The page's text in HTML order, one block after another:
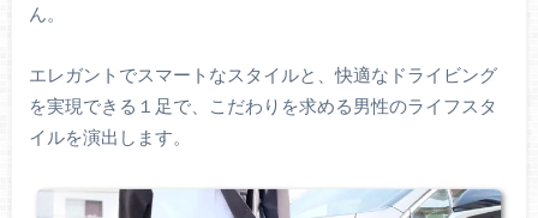
ん。
エレガントでスマートなスタイルと、快適なドライビング
を実現できる１足で、こだわりを求める男性のライフスタ
イルを演出します。